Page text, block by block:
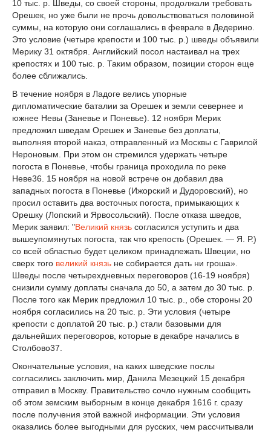
10 тыс. р. Шведы, со своей стороны, продолжали требовать
Орешек, но уже были не прочь довольствоваться поло­виной
суммы, на которую они соглашались в феврале в Дедерино.
Это условие (четыре крепости и 100 тыс. р.) шведы объявили
Мерику 31 октября. Английский посол настаивал на трех
крепостях и 100 тыс. р. Таким образом, позиции сторон еще
более сближались.
В течение ноября в Ладоге велись упорные
дипломатические баталии за Орешек и земли севернее и
южнее Невы (Заневье и Поневье). 12 ноября Мерик
предложил шве­дам Орешек и Заневье без доплаты,
выполняя второй наказ, отправленный из Москвы с Гаврилой
Нероновым. При этом он стремился удержать четыре
погоста в Поневье, чтобы граница проходила по реке
Неве36 . 15 ноября на новой встрече он добавил два
западных погоста в Поневье (Ижорский и Дудоровский), но
просил оставить два восточных погос­та, примыкающих к
Орешку (Лопский и Ярвосольский). После отказа шведов,
Мерик за­явил: "Великий князь согласился уступить и два
вышеупомянутых погоста, так что кре­пость (Орешек. — Я. Р.)
со всей областью будет целиком принадлежать Швеции, но
сверх того великий князь не собирается дать ни гроша».
Шведы после четырехдневных пере­говоров (16-19 ноября)
снизили сумму доплаты сначала до 50, а затем до 30 тыс. р.
После того как Мерик предложил 10 тыс. р., обе стороны 20
ноября согласились на 20 тыс. р. Эти условия (четыре
крепости с доплатой 20 тыс. р.) стали базовыми для
дальнейших переговоров, которые в декабре начались в
Столбово37
Окончательные условия, на каких шведские послы
согласились заключить мир, Данила Мезецкий 15 декабря
отправил в Москву. Правительство сочло нужным сооб­щить
об этом земским выборным в конце декабря 1616 г. сразу
после получения этой важной информации. Эти условия
оказались более выгодными для русских, чем рас­считывали